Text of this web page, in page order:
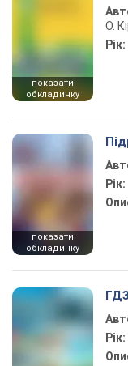
показати
обкладинку
О.
Рік:
показати
обкладинку
Рік:
Рік: